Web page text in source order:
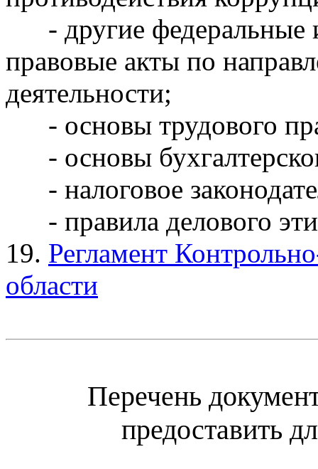
- другие федеральные
правовые акты по
деятельности;
- основы трудового
- основы
- налоговое
- правила делового
19. Регламент
области
Перечень
предоставить